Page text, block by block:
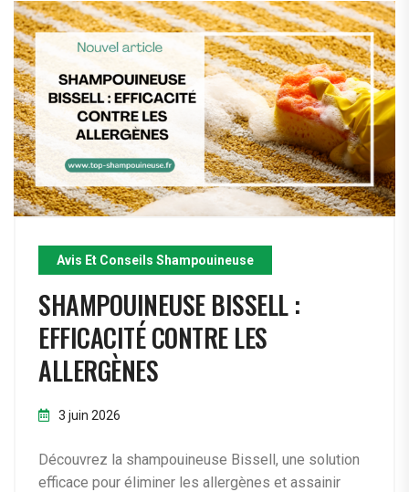
Avis Et Conseils Shampouineuse
SHAMPOUINEUSE BISSELL :
EFFICACITÉ CONTRE LES
ALLERGÈNES
3 juin 2026
Découvrez la shampouineuse Bissell, une solution
efficace pour éliminer les allergènes et assainir